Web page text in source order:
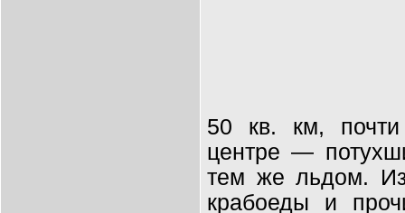
50 кв. км,
центре —
тем же льдом.
крабоеды и